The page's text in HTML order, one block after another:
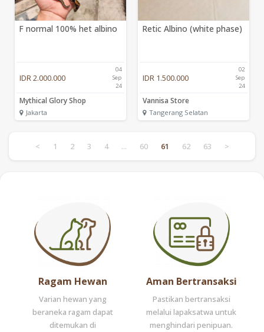
F normal 100% het albino
IDR 2.000.000
04
Sep
24
Mythical Glory Shop
Jakarta
Retic Albino (white phase)
IDR 1.500.000
02
Sep
24
Vannisa Store
Tangerang Selatan
< 1 2 3 4 ... 60 61 62 63 >
Ragam Hewan
Varian hewan yang
beraneka ragam dapat
ditemukan di
Aman Bertransaksi
Pastikan bertransaksi
melalui lapaksatwa untuk
menghindari penipuan.